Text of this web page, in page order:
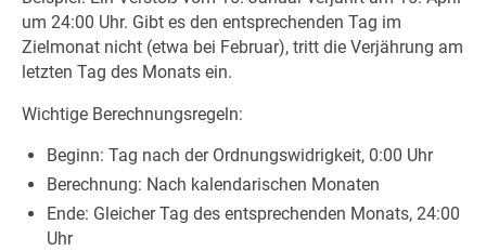
um 24:00 Uhr. Gibt es den entsprechenden Tag im
Zielmonat nicht (etwa bei Februar), tritt die Verjährung am
letzten Tag des Monats ein.
Wichtige Berechnungsregeln:
Beginn: Tag nach der Ordnungswidrigkeit, 0:00 Uhr
Berechnung: Nach kalendarischen Monaten
Ende: Gleicher Tag des entsprechenden Monats, 24:00
Uhr